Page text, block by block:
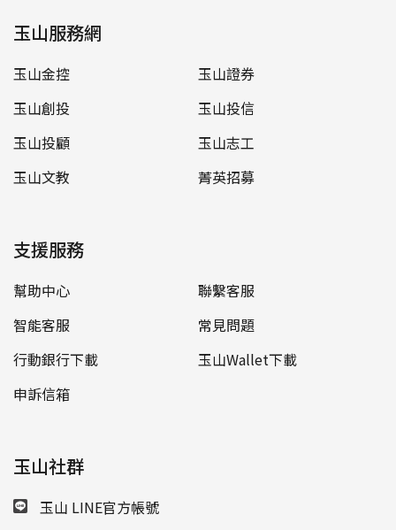
玉山服務網
玉山金控
玉山證券
玉山創投
玉山投信
玉山投顧
玉山志工
玉山文教
菁英招募
支援服務
幫助中心
聯繫客服
智能客服
常見問題
行動銀行下載
玉山Wallet下載
申訴信箱
玉山社群
玉山 LINE官方帳號